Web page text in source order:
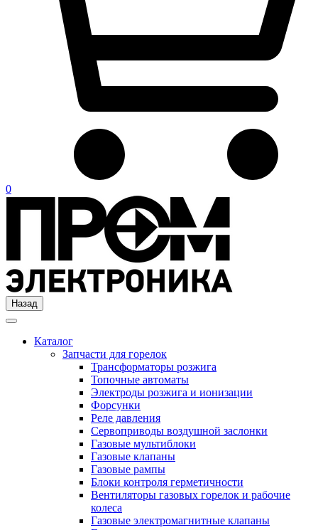
0
Назад
Каталог
Запчасти для горелок
Трансформаторы розжига
Топочные автоматы
Электроды розжига и ионизации
Форсунки
Реле давления
Сервоприводы воздушной заслонки
Газовые мультиблоки
Газовые клапаны
Газовые рампы
Блоки контроля герметичности
Вентиляторы газовых горелок и рабочие
колеса
Газовые электромагнитные клапаны